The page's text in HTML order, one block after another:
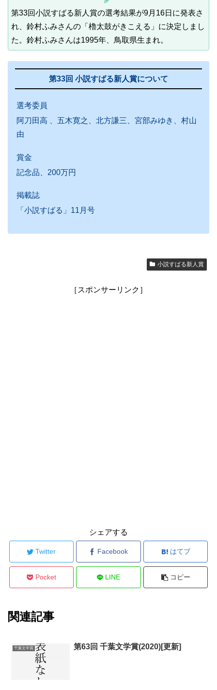
第33回小説すばる新人賞の選考結果が9月16日に発表さ
れ、鈴村ふみさんの「櫓太鼓がきこえる」に決定しまし
た。鈴村ふみさんは1995年、鳥取県生まれ。
第33回 小説すばる新人賞について
選考委員
阿刀田高 、五木寛之、北方謙三、宮部みゆき、村山
由
賞金
記念品、200万円
掲載誌
「小説すばる」11月号
小説すばる新人賞
［スポンサーリンク］
シェアする
Twitter Facebook はてブ
Pocket LINE コピー
関連記事
千葉文学賞 第63回 千葉文学賞(2020)[更新]